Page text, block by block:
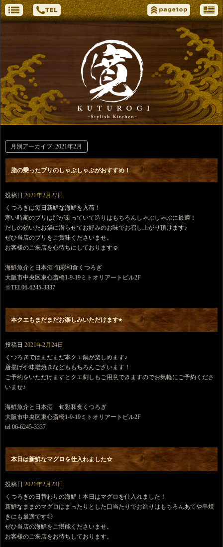
月別アーカイブ: 2021年2月
脂の乗ったブリのしゃぶしゃぶがおすすめ！
投稿日 2021年2月27日
くつろぎは毎日新鮮な海鮮を入荷！
寒い時期のブリは脂が乗っていて造りはもちろんしゃぶしゃぶに最適！
だしの効いたお鍋に潜らせてお好みのお味でお召し上がり頂けます♪
ぜひ当店のブリをご賞味くださいませ。
お客様のご来店を心待ちにしております︎︎☺︎
海鮮魚介と日本酒 旬彩和食くつろぎ
大阪市中央区東心斎橋1-9-19ミトオリアートビル2F
☏TEL06-6245-3337
本クエもまだまだお楽しみいただけます⭐︎
投稿日 2021年2月24日
くつろぎではまだまだ本クエ鍋が楽しめます♪
唐揚げや味噌焼きなどももちろんございます！
ご予約をいただけますとクエ刺しもご用意できますのでお気軽にご予約くださ
いませ♪
海鮮魚介と日本酒 旬彩和食くつろぎ
大阪市中央区東心斎橋1-9-19ミトオリアートビル2F
tel 06-6245-3337
本日は新鮮なマグロを仕入れました☆
投稿日 2021年2月23日
くつろぎの日替わりの海鮮！本日はマグロを仕入れました！
新鮮なままのマグロはまったりとした口当たりでお造りはもちろんあてや串焼
きにも最適です◎
ぜひ当店の海鮮をご堪能くださいませ。
お客様のご来店をお待ちしております。